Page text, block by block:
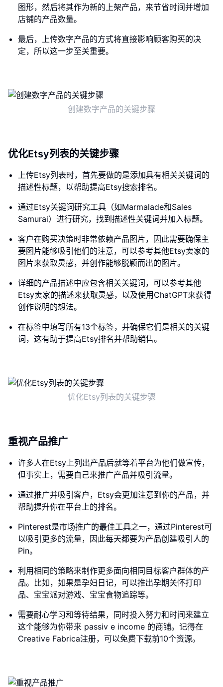
图形，然后将其作为新的上架产品，来节省时间并增加
店铺的产品数量。
最后，上传数字产品的方式将直接影响顾客购买的决
定，所以这一步至关重要。
创建数字产品的关键步骤
优化Etsy列表的关键步骤
上传Etsy列表时，首先要做的是添加具有相关关键词的
描述性标题，以帮助提高Etsy搜索排名。
通过Etsy关键词研究工具（如Marmalade和Sales
Samurai）进行研究，找到描述性关键词并加入标题。
客户在购买决策时非常依赖产品图片，因此需要确保主
要图片能够吸引他们的注意，可以参考其他Etsy卖家的
图片来获取灵感，并创作能够脱颖而出的图片。
详细的产品描述中应包含相关关键词，可以参考其他
Etsy卖家的描述来获取灵感，以及使用ChatGPT来获得
创作说明的想法。
在标签中填写所有13个标签，并确保它们是相关的关键
词，这有助于提高Etsy排名并帮助销售。
优化Etsy列表的关键步骤
重视产品推广
许多人在Etsy上列出产品后就等着平台为他们做宣传，
但事实上，需要自己来推广产品并吸引流量。
通过推广并吸引客户，Etsy会更加注意到你的产品，并
帮助提升你在平台上的排名。
Pinterest是市场推广的最佳工具之一，通过Pinterest可
以吸引更多的流量，因此每天都要为产品创建吸引人的
Pin。
利用相同的策略来制作更多面向相同目标客户群体的产
品。比如，如果是孕妇日记，可以推出孕期关怀打印
品、宝宝派对游戏、宝宝食物追踪等。
需要耐心学习和等待结果，同时投入努力和时间来建立
这个能够为你带来 passiv e income 的商铺。记得在
Creative Fabrica注册，可以免费下载前10个资源。